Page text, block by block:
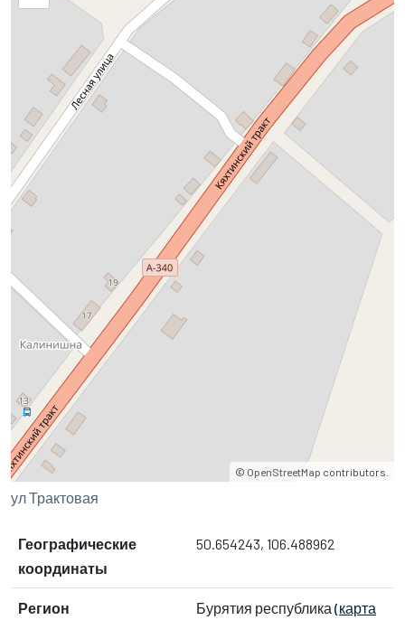
© OpenStreetMap contributors.
ул Трактовая
Географические
координаты
50.654243, 106.488962
Регион Бурятия республика (карта